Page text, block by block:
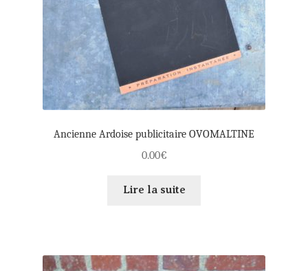
Ancienne Ardoise publicitaire OVOMALTINE
0.00€
Lire la suite